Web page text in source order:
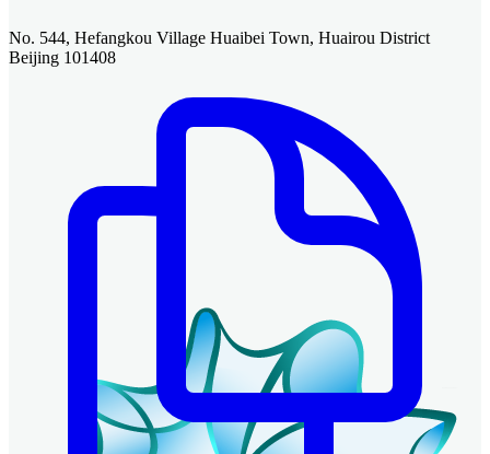
No. 544, Hefangkou Village Huaibei Town, Huairou District
Beijing 101408